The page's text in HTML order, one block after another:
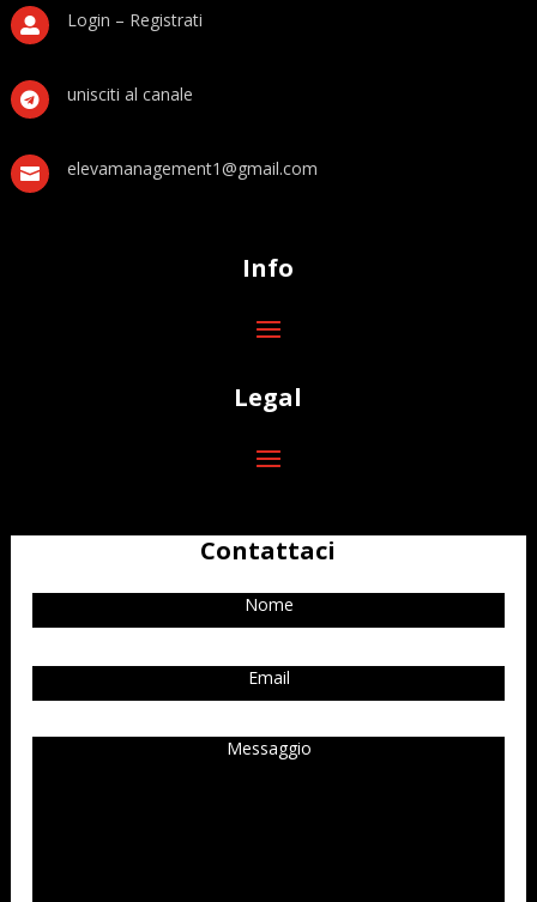
 Login – Registrati
 unisciti al canale
 elevamanagement1@gmail.com
Info
Legal
Contattaci